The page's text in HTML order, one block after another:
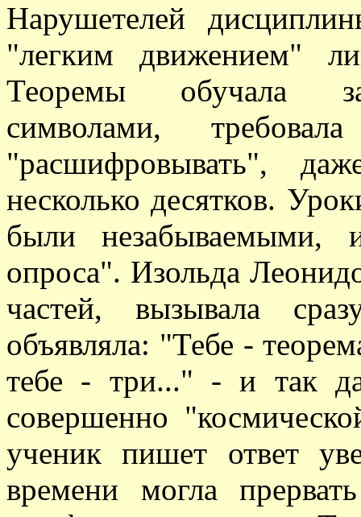
Нарушетелей
"легким движением"
Теоремы обучала
символами,
"расшифровывать",
несколько десятков.
были незабываемыми,
опроса". Изольда
частей, вызывала
объявляла: "Тебе -
тебе - три..." - и так
совершенно
ученик пишет ответ
времени могла